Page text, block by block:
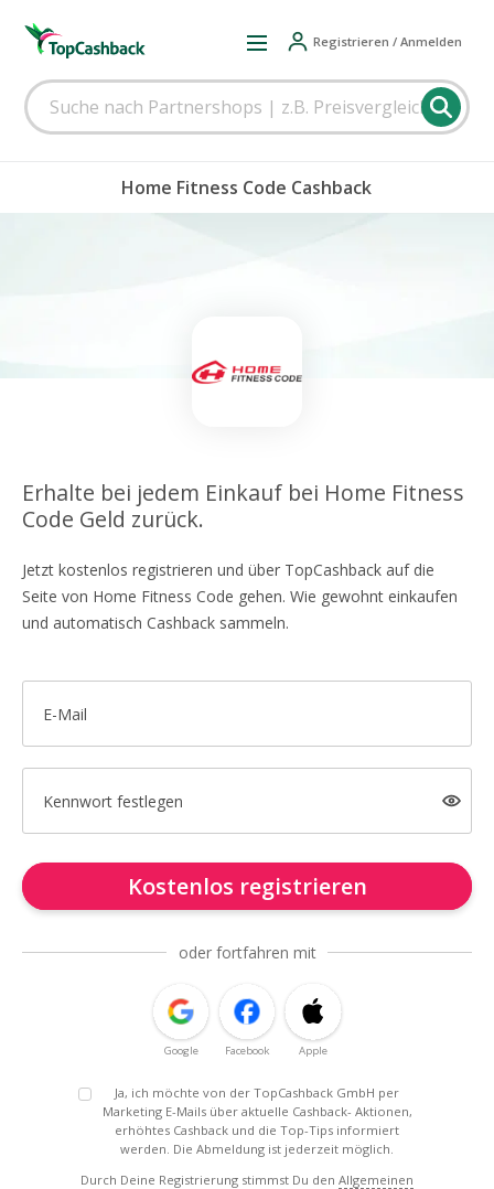
Registrieren / Anmelden
Home Fitness Code Cashback
Erhalte bei jedem Einkauf bei Home Fitness
Code Geld zurück.
Jetzt kostenlos registrieren und über TopCashback auf die
Seite von Home Fitness Code gehen. Wie gewohnt einkaufen
und automatisch Cashback sammeln.
E-Mail
Kennwort festlegen
Kostenlos registrieren
oder fortfahren mit
Google Facebook Apple
Ja, ich möchte von der TopCashback GmbH per
Marketing E-Mails über aktuelle Cashback- Aktionen,
erhöhtes Cashback und die Top-Tips informiert
werden. Die Abmeldung ist jederzeit möglich.
Durch Deine Registrierung stimmst Du den Allgemeinen